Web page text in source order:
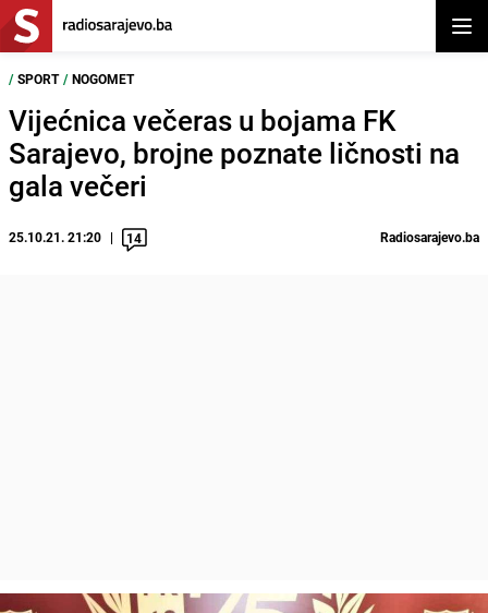
/ SPORT / NOGOMET
Vijećnica večeras u bojama FK
Sarajevo, brojne poznate ličnosti na
gala večeri
25.10.21. 21:20 14 Radiosarajevo.ba